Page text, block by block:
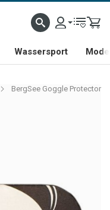
Wassersport
BergSee Goggle Protector